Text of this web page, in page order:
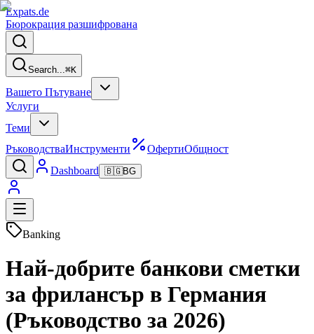
Expats.de
Бюрокрация разшифрована
Search...⌘K
Вашето Пътуване
Услуги
Теми
РъководстваИнструменти ОфертиОбщност
Dashboard 🇧🇬BG
Banking
Най-добрите банкови сметки
за фрилансър в Германия
(Ръководство за 2026)